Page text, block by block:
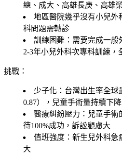
總、成大、高雄長庚、高雄榮
地區醫院幾乎沒有小兒外
科問題需轉診
訓練困難：需要完成一般
2-3年小兒外科次專科訓練，
挑戰：
少子化：台灣出生率全球
0.87），兒童手術量持續下降
醫療糾紛壓力：兒童手術
待100%成功，訴訟顧慮大
值班強度：新生兒外科急
大